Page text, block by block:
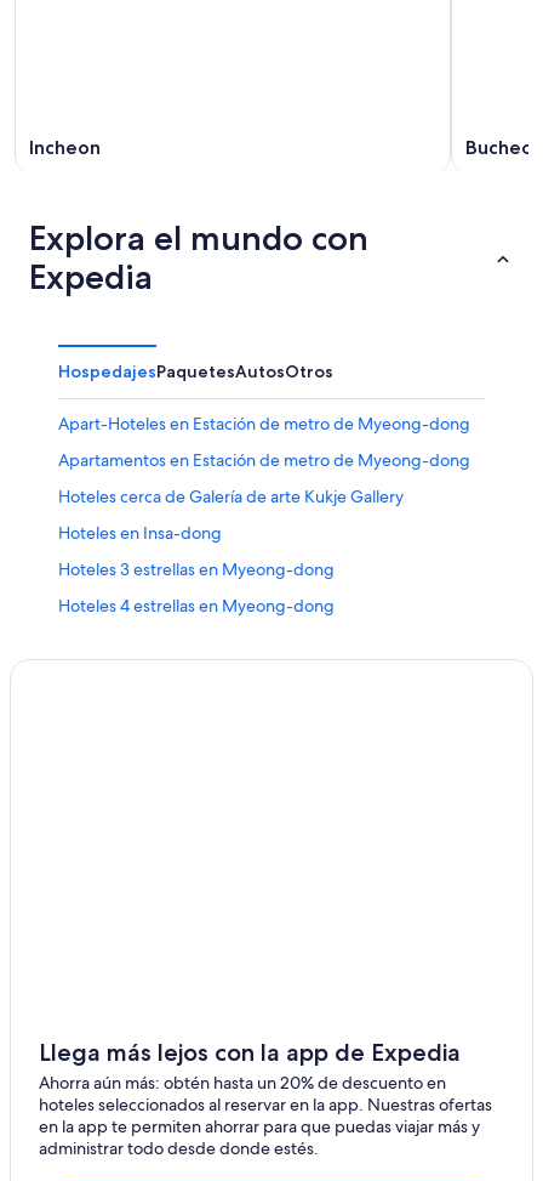
Incheon Bucheon
Explora el mundo con
Expedia
HospedajesPaquetesAutosOtros
Apart-Hoteles en Estación de metro de Myeong-dong
Apartamentos en Estación de metro de Myeong-dong
Hoteles cerca de Galería de arte Kukje Gallery
Hoteles en Insa-dong
Hoteles 3 estrellas en Myeong-dong
Hoteles 4 estrellas en Myeong-dong
Hoteles con gimnasio en Myeong-dong
Hoteles con restaurante en Myeong-dong
Hoteles con sauna en Myeong-dong
Hoteles que aceptan mascotas en Myeong-dong
Llega más lejos con la app de Expedia
Ahorra aún más: obtén hasta un 20% de descuento en
hoteles seleccionados al reservar en la app. Nuestras ofertas
en la app te permiten ahorrar para que puedas viajar más y
administrar todo desde donde estés.